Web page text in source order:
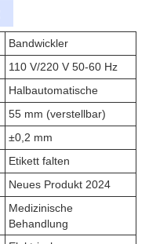
Bandwickler
110 V/220 V 50-60 Hz
Halbautomatische
55 mm (verstellbar)
±0,2 mm
Etikett falten
Neues Produkt 2024
Medizinische
Behandlung